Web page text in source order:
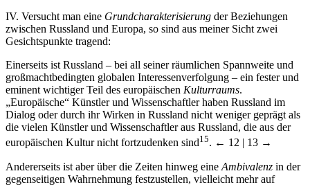
IV. Versucht man eine Grundcharakterisierung der Beziehungen
zwischen Russland und Europa, so sind aus meiner Sicht zwei
Gesichtspunkte tragend:
Einerseits ist Russland – bei all seiner räumlichen Spannweite und
großmachtbedingten globalen Interessenverfolgung – ein fester und
eminent wichtiger Teil des europäischen Kulturraums.
„Europäische“ Künstler und Wissenschaftler haben Russland im
Dialog oder durch ihr Wirken in Russland nicht weniger geprägt als
die vielen Künstler und Wissenschaftler aus Russland, die aus der
europäischen Kultur nicht fortzudenken sind15. ← 12 | 13 →
Andererseits ist aber über die Zeiten hinweg eine Ambivalenz in der
gegenseitigen Wahrnehmung festzustellen, vielleicht mehr auf